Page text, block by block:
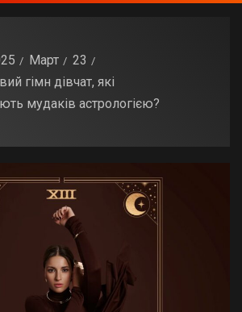
Март
23
гімн дівчат, які
мудаків астрологією?